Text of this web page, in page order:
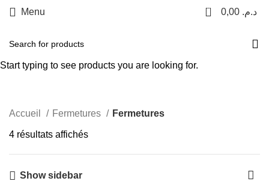
Menu 0 د.م.
Fermetures
Categories
Accueil Fermetures Fermetures
4 résultats affichés
Show sidebar
Livraison gratuite
Start typing to see products you are looking for.